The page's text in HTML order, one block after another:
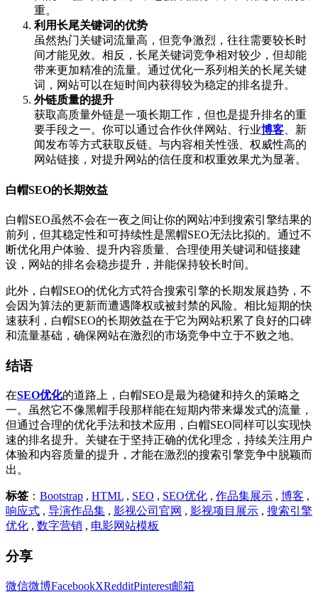
重。
利用长尾关键词的优势
虽然热门关键词流量高，但竞争激烈，往往需要较长时
间才能见效。相反，长尾关键词竞争相对较少，但却能
带来更加精准的流量。通过优化一系列相关的长尾关键
词，网站可以在短时间内获得较为稳定的排名提升。
外链质量的提升
获取高质量外链是一项长期工作，但也是提升排名的重
要手段之一。你可以通过合作伙伴网站、行业博客、新
闻发布等方式获取反链。与内容相关性强、权威性高的
网站链接，对提升网站的信任度和权重效果尤为显著。
白帽SEO的长期效益
白帽SEO虽然不会在一夜之间让你的网站冲到搜索引擎结果的
前列，但其稳定性和可持续性是黑帽SEO无法比拟的。通过不
断优化用户体验、提升内容质量、合理使用关键词和链接建
设，网站的排名会稳步提升，并能保持较长时间。
此外，白帽SEO的优化方式符合搜索引擎的长期发展趋势，不
会因为算法的更新而遭遇降权或被封禁的风险。相比短期的快
速获利，白帽SEO的长期效益在于它为网站积累了良好的口碑
和流量基础，确保网站在激烈的市场竞争中立于不败之地。
结语
在SEO优化的道路上，白帽SEO是最为稳健和持久的策略之
一。虽然它不像黑帽手段那样能在短期内带来爆发式的流量，
但通过合理的优化手法和技术应用，白帽SEO同样可以实现快
速的排名提升。关键在于坚持正确的优化理念，持续关注用户
体验和内容质量的提升，才能在激烈的搜索引擎竞争中脱颖而
出。
标签 ： Bootstrap , HTML , SEO , SEO优化 , 作品集展示 , 博客 ,
响应式 , 导演作品集 , 影视公司官网 , 影视项目展示 , 搜索引擎
优化 , 数字营销 , 电影网站模板
分享
微信微博FacebookXRedditPinterest邮箱